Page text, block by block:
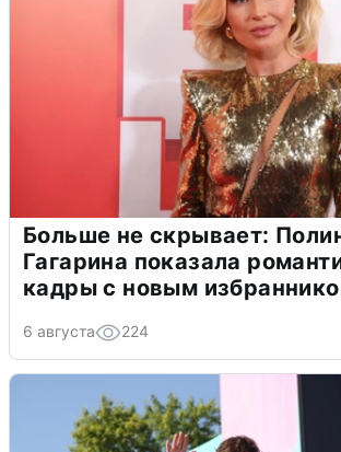
Больше не скрывает:
Гагарина показала
кадры с новым
6 августа 224